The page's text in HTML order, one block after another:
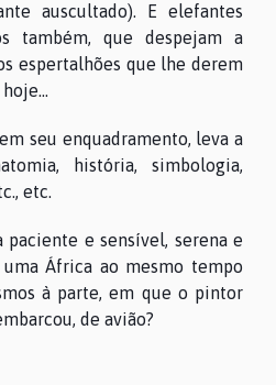
auscultado). E elefantes
também, que despejam a
espertalhões que lhe derem
seu enquadramento, leva a
história, simbologia,
etc.
paciente e sensível, serena e
África ao mesmo tempo
à parte, em que o pintor
de avião?